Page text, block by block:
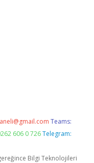
Teams:
606 0 726 Telegram:
Bilgi Teknolojileri